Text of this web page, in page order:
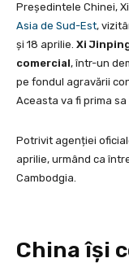
Președintele Chinei,
Asia de Sud-Est,
și 18 aprilie. Xi
comercial, într-un
pe fondul agravării
Aceasta va fi prima
Potrivit agenției
aprilie, urmând ca
Cambodgia.
China își